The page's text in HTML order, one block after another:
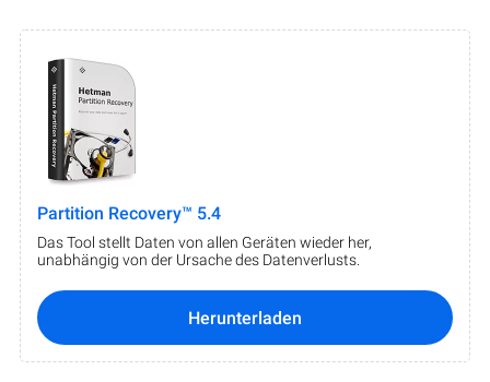
Partition Recovery™ 5.4
Das Tool stellt Daten von allen Geräten wieder her,
unabhängig von der Ursache des Datenverlusts.
Herunterladen